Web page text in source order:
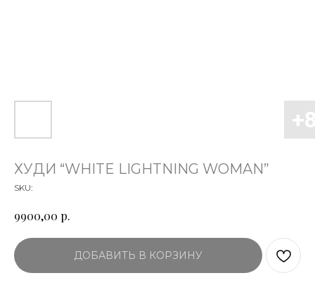
ХУДИ “WHITE LIGHTNING WOMAN”
SKU:
9900,00 р.
ДОБАВИТЬ В КОРЗИНУ